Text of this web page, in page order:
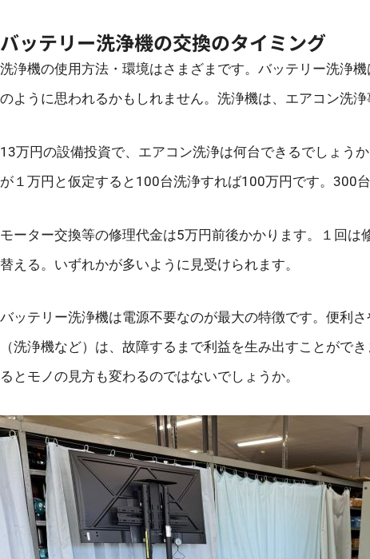
バッテリー洗浄機の交換のタイミング
洗浄機の使用方法・環境はさまざまです。バッテリー洗浄
のように思われるかもしれません。洗浄機は、エアコン洗
13万円の設備投資で、エアコン洗浄は何台できるでしょう
が１万円と仮定すると100台洗浄すれば100万円です。300
モーター交換等の修理代金は5万円前後かかります。１回
替える。いずれかが多いように見受けられます。
バッテリー洗浄機は電源不要なのが最大の特徴です。便利
（洗浄機など）は、故障するまで利益を生み出すことがで
るとモノの見方も変わるのではないでしょうか。